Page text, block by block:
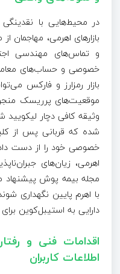
در محیط‌هایی با نقدینگی
بازارهای اهرمی،
و تماس‌های مهندسی
خصوصی و حساب‌های
بازار رمزارز و فارکس
موقعیت‌های پرریسک
وثیقه کافی دچار
شده که قربانی پس از
خصوصی خود را از دست
اهرمی، زیان‌های
مجله بیمه پوش پیشنهاد
با اهرم پایین نگهداری
دارایی به استیبل‌کوین
اقدامات فنی و
اطلاعات کاربران